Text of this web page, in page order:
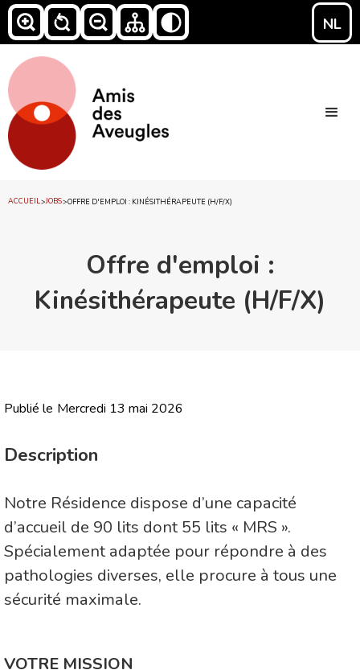
NL
ACCUEIL>JOBS>OFFRE D'EMPLOI : KINÉSITHÉRAPEUTE (H/F/X)
Offre d'emploi :
Kinésithérapeute (H/F/X)
Publié le Mercredi 13 mai 2026
Description
Notre Résidence dispose d’une capacité
d’accueil de 90 lits dont 55 lits « MRS ».
Spécialement adaptée pour répondre à des
pathologies diverses, elle procure à tous une
sécurité maximale.
VOTRE MISSION